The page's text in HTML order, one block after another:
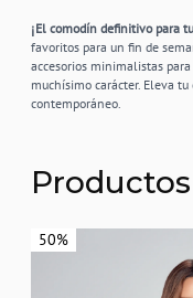
¡El comodín definitivo para
favoritos para un fin de
accesorios minimalistas
muchísimo carácter. Eleva
contemporáneo.
50%
50%